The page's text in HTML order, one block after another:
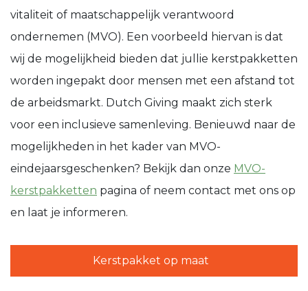
vitaliteit of maatschappelijk verantwoord
ondernemen (MVO). Een voorbeeld hiervan is dat
wij de mogelijkheid bieden dat jullie kerstpakketten
worden ingepakt door mensen met een afstand tot
de arbeidsmarkt. Dutch Giving maakt zich sterk
voor een inclusieve samenleving. Benieuwd naar de
mogelijkheden in het kader van MVO-
eindejaarsgeschenken? Bekijk dan onze MVO-
kerstpakketten pagina of neem contact met ons op
en laat je informeren.
Kerstpakket op maat